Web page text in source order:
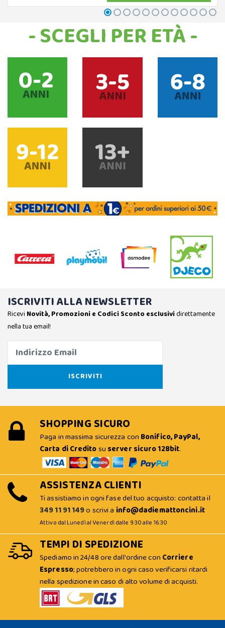
- SCEGLI PER ETÀ -
ISCRIVITI ALLA NEWSLETTER
Ricevi Novità, Promozioni e Codici Sconto esclusividirettamente
nella tua email!
SHOPPING SICURO
Paga in massima sicurezza con Bonifico, PayPal,
Carta di Creditosu server sicuro 128bit.
ASSISTENZA CLIENTI
Ti assistiamo in ogni fase del tuo acquisto: contatta il
349 11 91 149o scrivi a info@dadiemattoncini.it
Attivo dal Lunedì al Venerdì dalle 9:30 alle 16:30
TEMPI DI SPEDIZIONE
Spediamo in 24/48 ore dall'ordine con Corriere
Espresso; potrebbero in ogni caso verificarsi ritardi
nella spedizione in caso di alto volume di acquisti.